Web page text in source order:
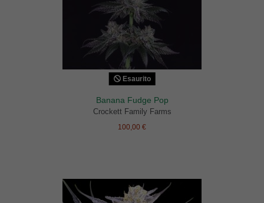
Esaurito
Banana Fudge Pop
Crockett Family Farms
100,00 €